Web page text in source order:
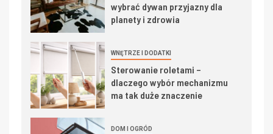
wybrać dywan przyjazny dla
planety i zdrowia
WNĘTRZE I DODATKI
Sterowanie roletami –
dlaczego wybór mechanizmu
ma tak duże znaczenie
DOM I OGRÓD